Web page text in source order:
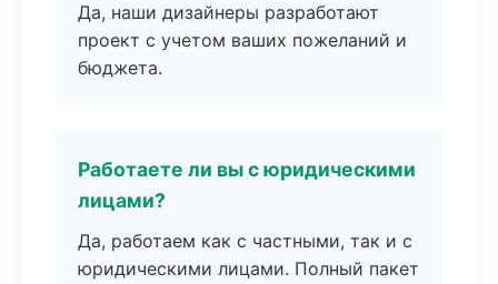
Да, наши дизайнеры разработают
проект с учетом ваших пожеланий и
бюджета.
Работаете ли вы с юридическими
лицами?
Да, работаем как с частными, так и с
юридическими лицами. Полный пакет